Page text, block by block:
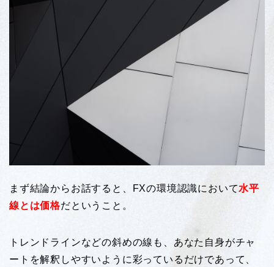
まず結論からお話すると、FXの環境認識において水平
線とは価格だということ。
トレンドラインなどの斜めの線も、あなた自身がチャ
ートを解釈しやすいように彩っているだけであって、